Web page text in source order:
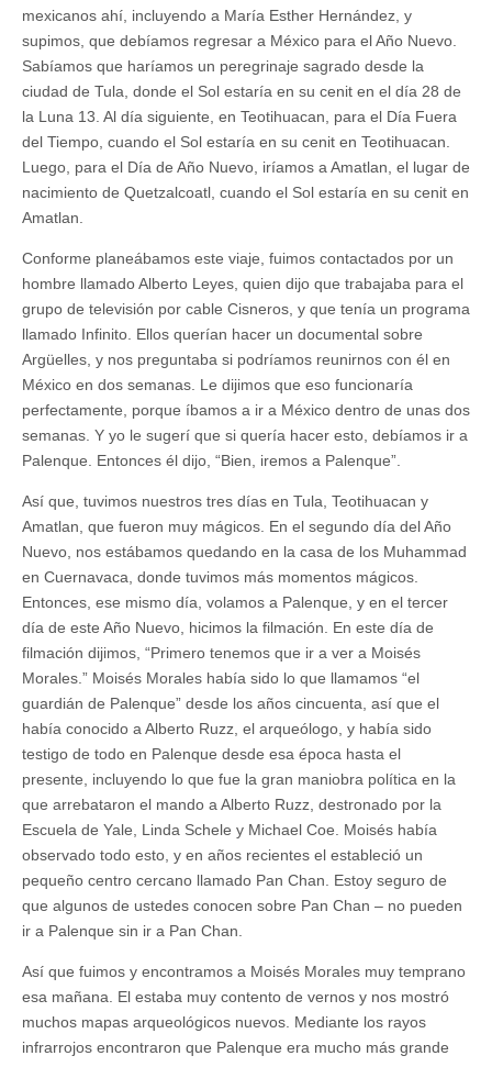
mexicanos ahí, incluyendo a María Esther Hernández, y
supimos, que debíamos regresar a México para el Año Nuevo.
Sabíamos que haríamos un peregrinaje sagrado desde la
ciudad de Tula, donde el Sol estaría en su cenit en el día 28 de
la Luna 13. Al día siguiente, en Teotihuacan, para el Día Fuera
del Tiempo, cuando el Sol estaría en su cenit en Teotihuacan.
Luego, para el Día de Año Nuevo, iríamos a Amatlan, el lugar de
nacimiento de Quetzalcoatl, cuando el Sol estaría en su cenit en
Amatlan.
Conforme planeábamos este viaje, fuimos contactados por un
hombre llamado Alberto Leyes, quien dijo que trabajaba para el
grupo de televisión por cable Cisneros, y que tenía un programa
llamado Infinito. Ellos querían hacer un documental sobre
Argüelles, y nos preguntaba si podríamos reunirnos con él en
México en dos semanas. Le dijimos que eso funcionaría
perfectamente, porque íbamos a ir a México dentro de unas dos
semanas. Y yo le sugerí que si quería hacer esto, debíamos ir a
Palenque. Entonces él dijo, “Bien, iremos a Palenque”.
Así que, tuvimos nuestros tres días en Tula, Teotihuacan y
Amatlan, que fueron muy mágicos. En el segundo día del Año
Nuevo, nos estábamos quedando en la casa de los Muhammad
en Cuernavaca, donde tuvimos más momentos mágicos.
Entonces, ese mismo día, volamos a Palenque, y en el tercer
día de este Año Nuevo, hicimos la filmación. En este día de
filmación dijimos, “Primero tenemos que ir a ver a Moisés
Morales.” Moisés Morales había sido lo que llamamos “el
guardián de Palenque” desde los años cincuenta, así que el
había conocido a Alberto Ruzz, el arqueólogo, y había sido
testigo de todo en Palenque desde esa época hasta el
presente, incluyendo lo que fue la gran maniobra política en la
que arrebataron el mando a Alberto Ruzz, destronado por la
Escuela de Yale, Linda Schele y Michael Coe. Moisés había
observado todo esto, y en años recientes el estableció un
pequeño centro cercano llamado Pan Chan. Estoy seguro de
que algunos de ustedes conocen sobre Pan Chan – no pueden
ir a Palenque sin ir a Pan Chan.
Así que fuimos y encontramos a Moisés Morales muy temprano
esa mañana. El estaba muy contento de vernos y nos mostró
muchos mapas arqueológicos nuevos. Mediante los rayos
infrarrojos encontraron que Palenque era mucho más grande